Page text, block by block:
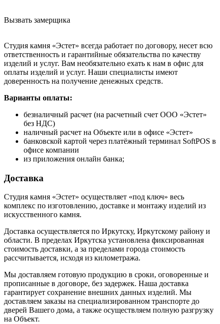
Вызвать замерщика
Студия камня «Эстет» всегда работает по договору, несет всю
ответственность и гарантийные обязательства по качеству
изделий и услуг. Вам необязательно ехать к нам в офис для
оплаты изделий и услуг. Наши специалисты имеют
доверенность на получение денежных средств.
Варианты оплаты:
безналичный расчет (на расчетный счет ООО «Эстет»
без НДС)
наличный расчет на Объекте или в офисе «Эстет»
банковской картой через платёжный терминал SoftPOS в
офисе компании
из приложения онлайн банка;
Доставка
Студия камня «Эстет» осуществляет «под ключ» весь
комплекс по изготовлению, доставке и монтажу изделий из
искусственного камня.
Доставка осуществляется по Иркутску, Иркутскому району и
области. В пределах Иркутска установлена фиксированная
стоимость доставки, а за пределами города стоимость
рассчитывается, исходя из километража.
Мы доставляем готовую продукцию в сроки, оговоренные и
прописанные в договоре, без задержек. Наша доставка
гарантирует сохранение внешних данных изделий. Мы
доставляем заказы на специализированном транспорте до
дверей Вашего дома, а также осуществляем полную разгрузку
на Объект.